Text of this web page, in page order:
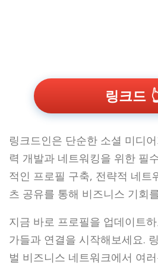
링크드
링크드인은 단순한 소셜 미디
력 개발과 네트워킹을 위한 필
적인 프로필 구축, 전략적 네트
츠 공유를 통해 비즈니스 기회
지금 바로 프로필을 업데이트
가들과 연결을 시작해보세요.
벌 비즈니스 네트워크에서 여